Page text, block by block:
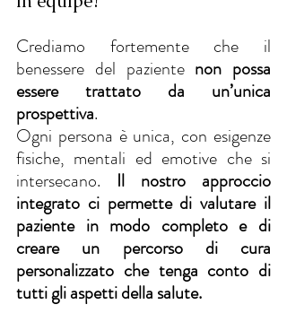
Crediamo fortemente che il
benessere del paziente non possa
essere trattato da un’unica
prospettiva.
Ogni persona è unica, con esigenze
fisiche, mentali ed emotive che si
intersecano. Il nostro approccio
integrato ci permette di valutare il
paziente in modo completo e di
creare un percorso di cura
personalizzato che tenga conto di
tutti gli aspetti della salute.